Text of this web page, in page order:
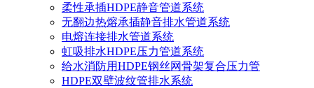
柔性承插HDPE静音管道系统
无翻边热熔承插静音排水管道系统
电熔连接排水管道系统
虹吸排水HDPE压力管道系统
给水消防用HDPE钢丝网骨架复合压力管
HDPE双壁波纹管排水系统